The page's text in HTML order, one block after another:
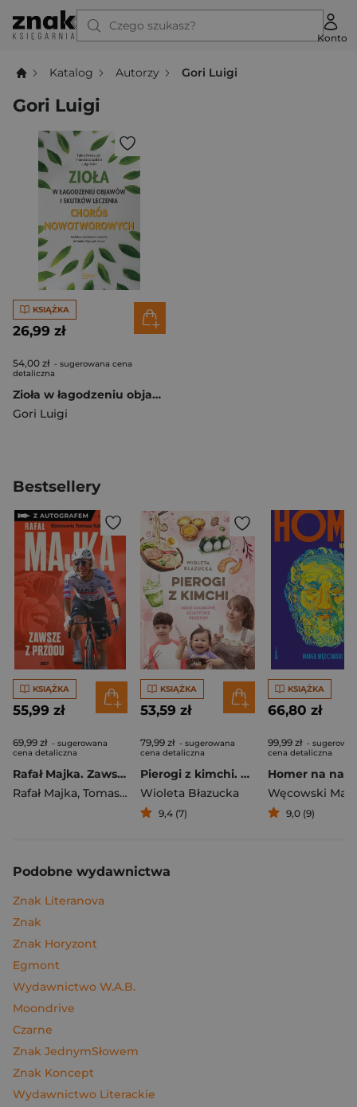
Czego szukasz?
Konto
Katalog Autorzy Gori Luigi
Gori Luigi
KSIĄŻKA
26,99 zł
54,00 zł - sugerowana cena
detaliczna
Zioła w łagodzeniu objawów i skutków leczenia chorób nowotworowych
Gori Luigi
Bestsellery
KSIĄŻKA
55,99 zł
69,99 zł - sugerowana
cena detaliczna
Rafał Majka. Zawsze z przodu. Rozmawia Tomasz Kalemba - książka z autografem
Rafał Majka, Tomasz Kalemba
KSIĄŻKA
53,59 zł
79,99 zł - sugerowana
cena detaliczna
Pierogi z kimchi. Moje ulubione azjatyckie przepisy
Wioleta Błazucka
9,4 (7)
KSIĄŻKA
66,80 zł
99,99 zł -
cena detaliczna
Węcowski
9,0 (9)
Podobne wydawnictwa
Znak Literanova
Znak
Znak Horyzont
Egmont
Wydawnictwo W.A.B.
Moondrive
Czarne
Znak JednymSłowem
Znak Koncept
Wydawnictwo Literackie